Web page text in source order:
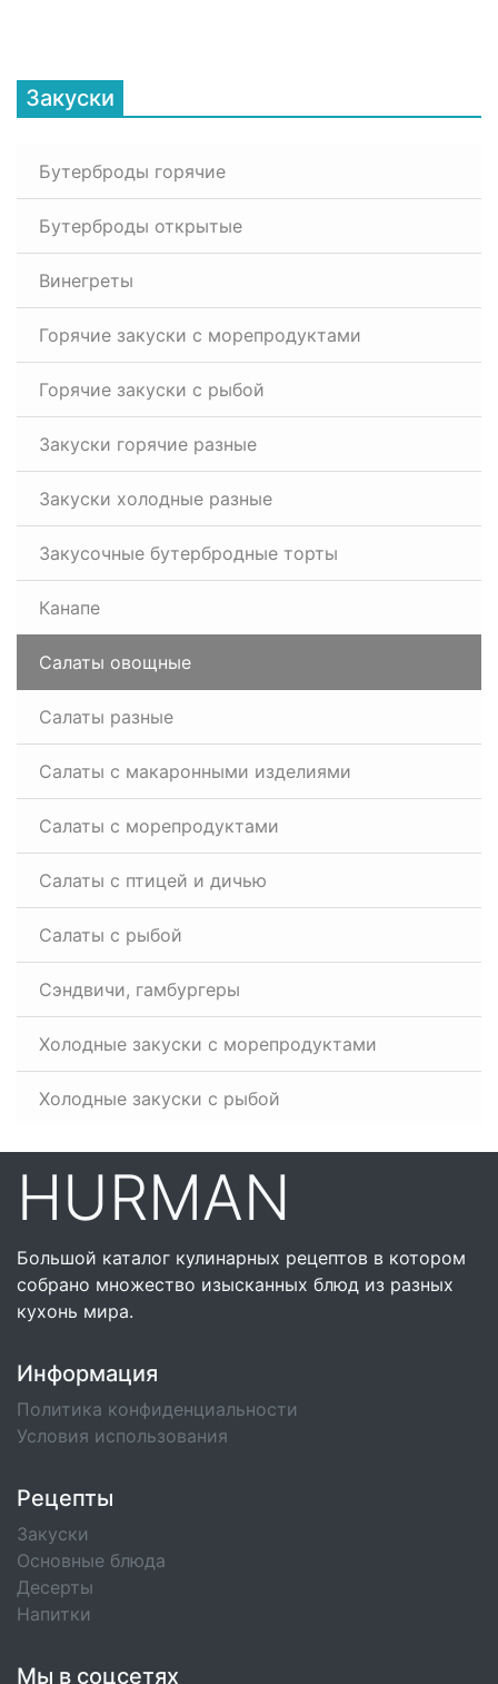
Закуски
Бутерброды горячие
Бутерброды открытые
Винегреты
Горячие закуски с морепродуктами
Горячие закуски с рыбой
Закуски горячие разные
Закуски холодные разные
Закусочные бутербродные торты
Канапе
Салаты овощные
Салаты разные
Салаты с макаронными изделиями
Салаты с морепродуктами
Салаты с птицей и дичью
Салаты с рыбой
Сэндвичи, гамбургеры
Холодные закуски с морепродуктами
Холодные закуски с рыбой
HURMAN
Большой каталог кулинарных рецептов в котором
собрано множество изысканных блюд из разных
кухонь мира.
Информация
Политика конфиденциальности
Условия использования
Рецепты
Закуски
Основные блюда
Десерты
Напитки
Мы в соцсетях